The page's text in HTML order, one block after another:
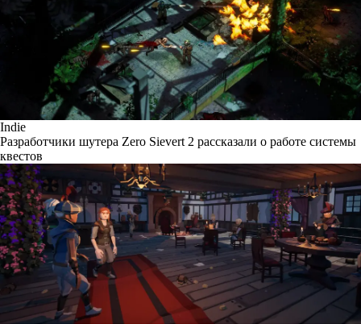
Indie
Разработчики шутера Zero Sievert 2 рассказали о работе системы
квестов